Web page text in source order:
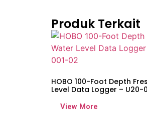
Produk Terkait
HOBO 100-Foot Depth
Level Data Logger – U20-